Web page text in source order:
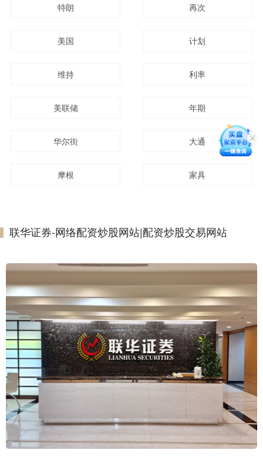
特朗 再次
美国 计划
维持 利率
美联储 年期
华尔街 大通
摩根 家具
联华证券-网络配资炒股网站|配资炒股交易网站